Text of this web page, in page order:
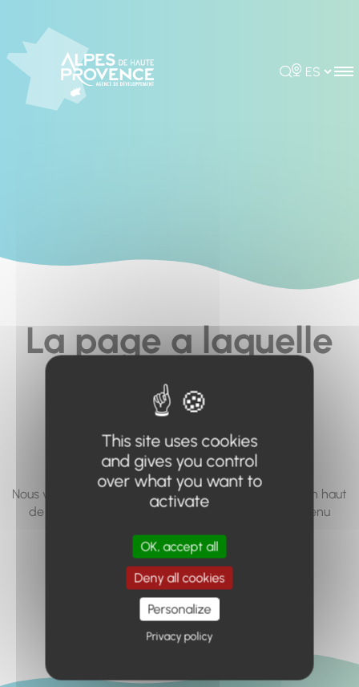
Rechercher
Choisir la
La page a laquelle
vous cherchez à
accéder n'existe
pas... ou plus.
Nous vous invitons à utiliser le moteur de recherche en haut
de page, ou à utiliser le menu pour trouver le contenu
Retour à l'accueil
This site uses cookies
and gives you control
over what you want to
activate
OK, accept all
Deny all cookies
Personalize
Privacy policy